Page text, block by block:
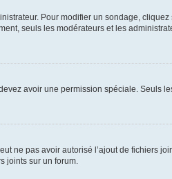
Pour modifier un sondage, cliquez
seuls les modérateurs et les
avoir une permission spéciale. Seuls
ne pas avoir autorisé l’ajout de fichiers
joints sur un forum.